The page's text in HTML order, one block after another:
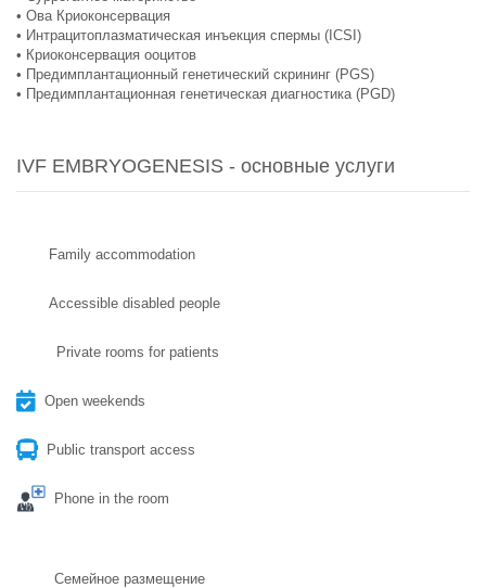
• Ова Криоконсервация
• Интрацитоплазматическая инъекция спермы (ICSI)
• Криоконсервация ооцитов
• Предимплантационный генетический скрининг (PGS)
• Предимплантационная генетическая диагностика (PGD)
IVF EMBRYOGENESIS - основные услуги
Family accommodation
Accessible disabled people
Private rooms for patients
Open weekends
Public transport access
Phone in the room
Семейное размещение